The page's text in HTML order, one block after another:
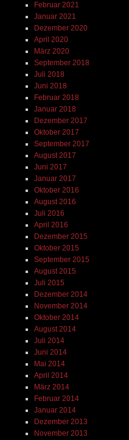
Februar 2021
Januar 2021
Dezember 2020
April 2020
März 2020
September 2018
Juli 2018
Juni 2018
Februar 2018
Januar 2018
Dezember 2017
Oktober 2017
September 2017
August 2017
Juni 2017
Januar 2017
Oktober 2016
August 2016
Juli 2016
April 2016
Dezember 2015
Oktober 2015
September 2015
August 2015
Juli 2015
Dezember 2014
November 2014
Oktober 2014
August 2014
Juli 2014
Juni 2014
Mai 2014
April 2014
März 2014
Februar 2014
Januar 2014
Dezember 2013
November 2013